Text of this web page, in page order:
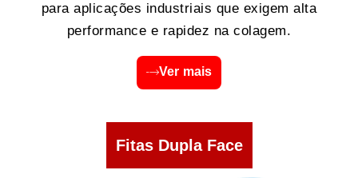
para aplicações industriais que exigem alta
performance e rapidez na colagem.
Ver mais
Fitas Dupla Face